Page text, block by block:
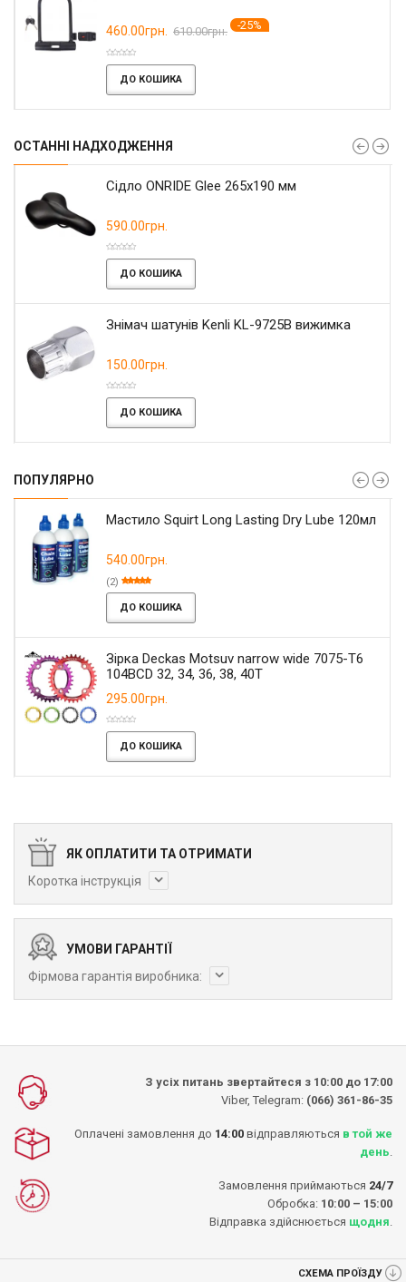
460.00грн. 610.00грн. -25%
ДО КОШИКА
ОСТАННІ НАДХОДЖЕННЯ
Сідло ONRIDE Glee 265x190 мм
590.00грн.
ДО КОШИКА
Знімач шатунів Kenli KL-9725B вижимка
150.00грн.
ДО КОШИКА
ПОПУЛЯРНО
Мастило Squirt Long Lasting Dry Lube 120мл
540.00грн.
(2)
ДО КОШИКА
Зірка Deckas Motsuv narrow wide 7075-T6
104BCD 32, 34, 36, 38, 40T
295.00грн.
ДО КОШИКА
ЯК ОПЛАТИТИ ТА ОТРИМАТИ
Коротка інструкція
УМОВИ ГАРАНТІЇ
Фірмова гарантія виробника:
З усіх питань звертайтеся з 10:00 до 17:00
Viber, Telegram: (066) 361-86-35
Оплачені замовлення до 14:00 відправляються в той же
день
Замовлення приймаються 24/7
Обробка: 10:00 – 15:00
Відправка здійснюється щодня
СХЕМА ПРОЇЗДУ